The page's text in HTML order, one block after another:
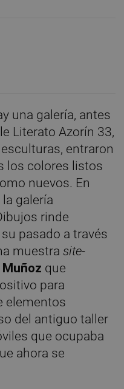
una galería, antes
Literato Azorín 33,
entraron
los colores listos
nuevos. En
galería
rinde
pasado a través
muestrasite-
Muñoz que
para
elementos
del antiguo taller
que ocupaba
ahora se